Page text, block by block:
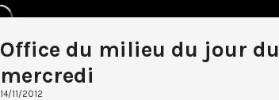
Office du milieu du jour du
mercredi
14/11/2012